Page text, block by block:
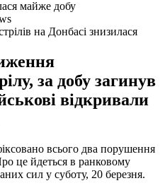
на Донбасі знизилася
за добу загинув
відкривали
всього два порушення
це йдеться в ранковому
сил у суботу, 20 березня.